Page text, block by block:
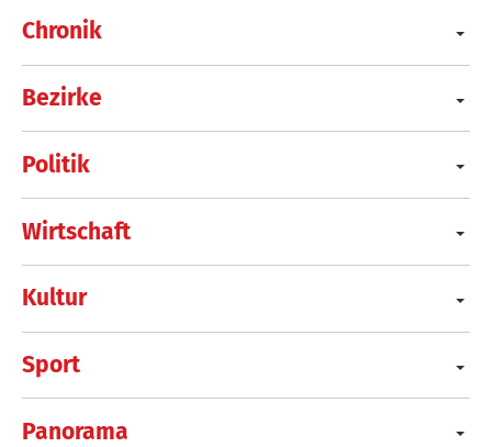
Chronik
Bezirke
Politik
Wirtschaft
Kultur
Sport
Panorama